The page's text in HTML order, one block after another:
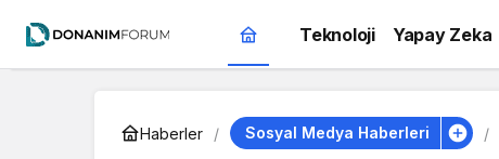
Teknoloji Yapay Zeka
Haberler Sosyal Medya Haberleri